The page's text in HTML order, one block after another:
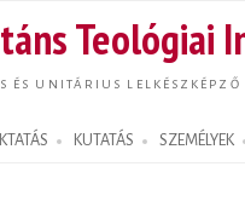
Teológiai
ÉS UNITÁRIUS LELKÉSZKÉPZŐ
KUTATÁS SZEMÉLYEK